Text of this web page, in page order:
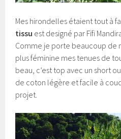
Mes hirondelles étaient tout à
tissu est designé par Fifi
Comme je porte beaucoup de
plus féminine mes tenues de
beau, c’est top avec un short
de coton légère et facile à
projet.